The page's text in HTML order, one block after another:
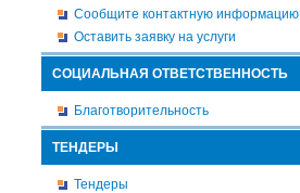
Сообщите контактную информацию
Оставить заявку на услуги
СОЦИАЛЬНАЯ ОТВЕТСТВЕННОСТЬ
Благотворительность
ТЕНДЕРЫ
Тендеры